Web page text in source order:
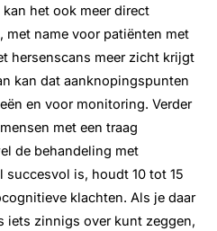
het ook meer direct
met name voor patiënten met
hersenscans meer zicht krijgt
kan dat aanknopingspunten
en voor monitoring. Verder
met een traag
de behandeling met
is, houdt 10 tot 15
klachten. Als je daar
iets zinnigs over kunt zeggen,